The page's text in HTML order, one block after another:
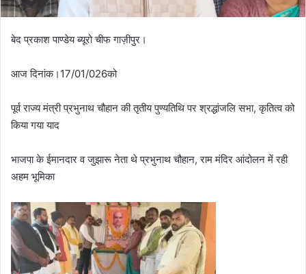
बेद प्रकाश पाण्डेय ब्यूरो चीफ गाज़ीपुर।
आज दिनांक।17/01/026को
पूर्व राज्य मंत्री प्रभुनाथ चौहान की तृतीय पुण्यतिथि पर श्रद्धांजलि सभा, कृतित्व को
किया गया याद
भाजपा के ईमानदार व जुझारू नेता थे प्रभुनाथ चौहान, राम मंदिर आंदोलन में रही
अहम भूमिका